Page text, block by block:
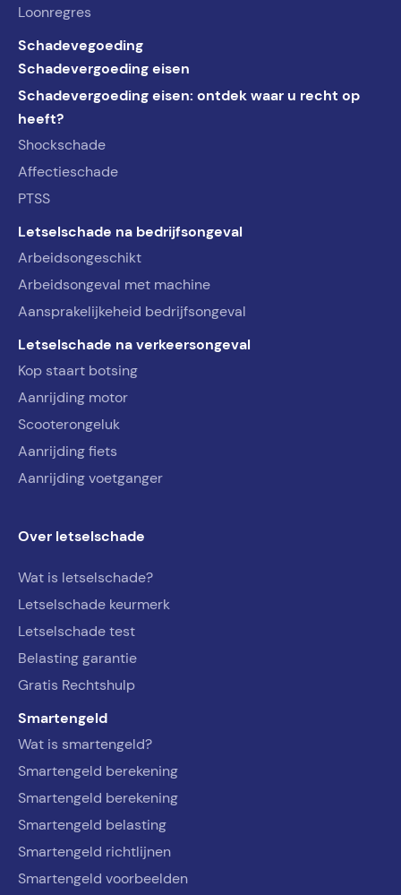
Loonregres
Schadevegoeding
Schadevergoeding eisen
Schadevergoeding eisen: ontdek waar u recht op
heeft?
Shockschade
Affectieschade
PTSS
Letselschade na bedrijfsongeval
Arbeidsongeschikt
Arbeidsongeval met machine
Aansprakelijkeheid bedrijfsongeval
Letselschade na verkeersongeval
Kop staart botsing
Aanrijding motor
Scooterongeluk
Aanrijding fiets
Aanrijding voetganger
Over letselschade
Wat is letselschade?
Letselschade keurmerk
Letselschade test
Belasting garantie
Gratis Rechtshulp
Smartengeld
Wat is smartengeld?
Smartengeld berekening
Smartengeld berekening
Smartengeld belasting
Smartengeld richtlijnen
Smartengeld voorbeelden